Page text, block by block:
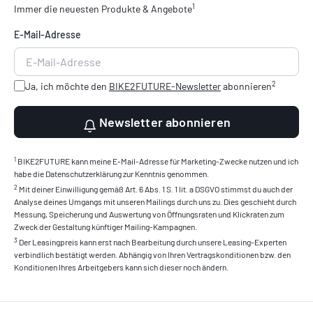
Immer die neuesten Produkte & Angebote1
E-Mail-Adresse
Ja, ich möchte den BIKE2FUTURE-Newsletterabonnieren2
Newsletter abonnieren
1 BIKE2FUTURE kann meine E-Mail-Adresse für Marketing-Zwecke nutzen und ich
habe die Datenschutzerklärung zur Kenntnis genommen.
2 Mit deiner Einwilligung gemäß Art. 6 Abs. 1 S. 1 lit. a DSGVO stimmst du auch der
Analyse deines Umgangs mit unseren Mailings durch uns zu. Dies geschieht durch
Messung, Speicherung und Auswertung von Öffnungsraten und Klickraten zum
Zweck der Gestaltung künftiger Mailing-Kampagnen.
3 Der Leasingpreis kann erst nach Bearbeitung durch unsere Leasing-Experten
verbindlich bestätigt werden. Abhängig von Ihren Vertragskonditionen bzw. den
Konditionen Ihres Arbeitgebers kann sich dieser noch ändern.